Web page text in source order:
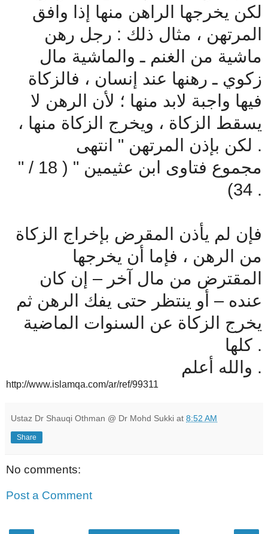
لكن يخرجها الراهن منها إذا وافق
المرتهن ، مثال ذلك : رجل رهن
ماشية من الغنم ـ والماشية مال
زكوي ـ رهنها عند إنسان ، فالزكاة
فيها واجبة لابد منها ؛ لأن الرهن لا
يسقط الزكاة ، ويخرج الزكاة منها ،
لكن بإذن المرتهن " انتهى .
" مجموع فتاوى ابن عثيمين " ( 18 /
34) .
فإن لم يأذن المقرض بإخراج الزكاة
من الرهن ، فإما أن يخرجها
المقترض من مال آخر – إن كان
عنده – أو ينتظر حتى يفك الرهن ثم
يخرج الزكاة عن السنوات الماضية
كلها .
والله أعلم .
http://www.islamqa.com/ar/ref/99311
Ustaz Dr Shauqi Othman @ Dr Mohd Sukki at 8:52 AM
Share
No comments:
Post a Comment